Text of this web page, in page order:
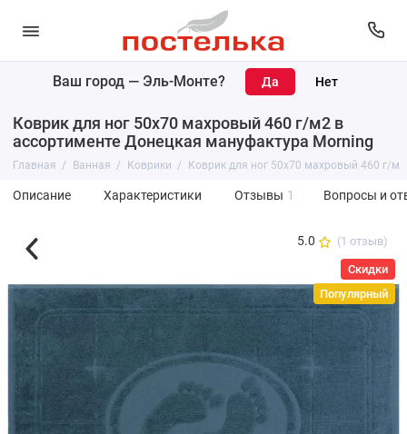
Ваш город — Эль-Монте?
Коврик для ног 50х70 махровый 460 г/м2 в
ассортименте Донецкая мануфактура Morning
Главная Ванная Коврики Коврик для ног 50х70 махровый 460 г/
Описание Характеристики Отзывы 1 Вопросы и
5.0 (1 отзыв)
Скидки
Популярный